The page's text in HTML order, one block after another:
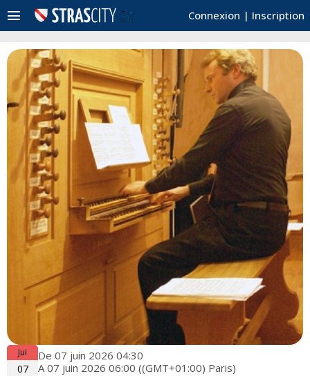
Connexion | Inscription
menu
Jui
07
De 07 juin 2026 04:30
A 07 juin 2026 06:00 ((GMT+01:00) Paris)